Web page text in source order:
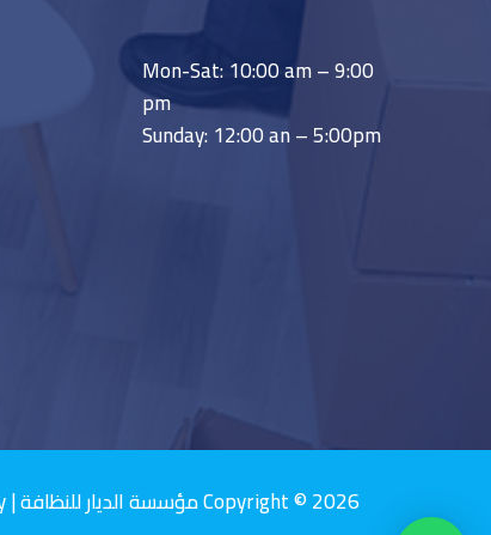
Mon-Sat: 10:00 am – 9:00
pm
Sunday: 12:00 an – 5:00pm
Copyright © 2026 مؤسسة الديار للنظافة | Powered by مؤسسة الديار للنظافة